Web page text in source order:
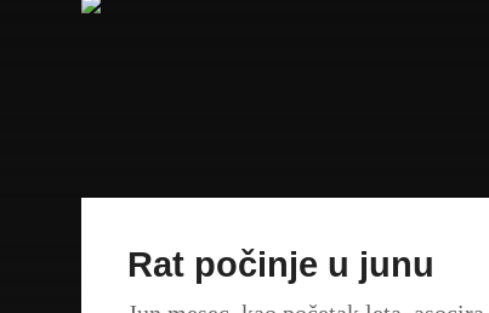
Rat počinje u junu